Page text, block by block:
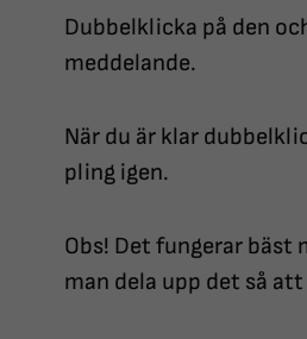
Dubbelklicka på den
meddelande.
När du är klar
pling igen.
Obs! Det fungerar bäst
man dela upp det så